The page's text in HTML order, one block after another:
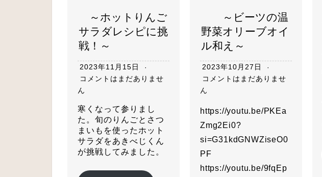
～ホットりんご
サラダレシピに挑
戦！～
2023年11月15日
コメントはまだありませ
ん
寒くなって参りまし
た。旬のりんごとさつ
まいもを使ったホット
サラダをあきべじくん
が挑戦してみました。
～ビーツの温
野菜オリーブオイ
ル和え～
2023年10月27日
コメントはまだありませ
ん
https://youtu.be/PKEa
Zmg2Ei0?
si=G31kdGNWZiseO0
PF
https://youtu.be/9fqEp